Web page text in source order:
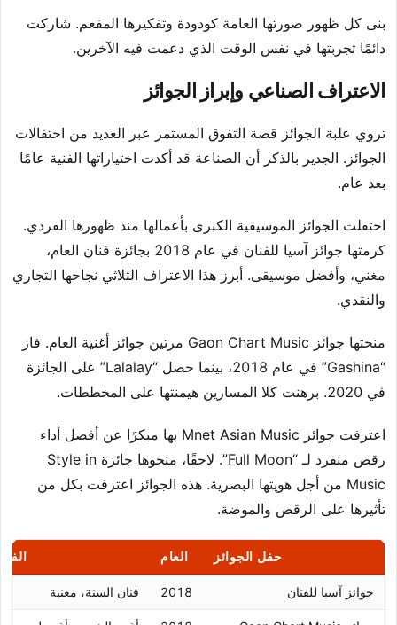
بنى كل ظهور صورتها العامة كودودة وتفكيرها المفعم. شاركت
دائمًا تجربتها في نفس الوقت الذي دعمت فيه الآخرين.
الاعتراف الصناعي وإبراز الجوائز
تروي علبة الجوائز قصة التفوق المستمر عبر العديد من احتفالات
الجوائز. الجدير بالذكر أن الصناعة قد أكدت اختياراتها الفنية عامًا
بعد عام.
احتفلت الجوائز الموسيقية الكبرى بأعمالها منذ ظهورها الفردي.
كرمتها جوائز آسيا للفنان في عام 2018 بجائزة فنان العام،
مغني، وأفضل موسيقى. أبرز هذا الاعتراف الثلاثي نجاحها التجاري
والنقدي.
منحتها جوائز Gaon Chart Music مرتين جوائز أغنية العام. فاز
“Gashina” في عام 2018، بينما حصل “Lalalay” على الجائزة
في 2020. برهنت كلا المسارين هيمنتها على المخططات.
اعترفت جوائز Mnet Asian Music بها مبكرًا عن أفضل أداء
رقص منفرد لـ “Full Moon”. لاحقًا، منحوها جائزة Style in
Music من أجل هويتها البصرية. هذه الجوائز اعترفت بكل من
تأثيرها على الرقص والموضة.
حفل الجوائز العام الفئة
جوائز آسيا للفنان 2018 فنان السنة، مغنية